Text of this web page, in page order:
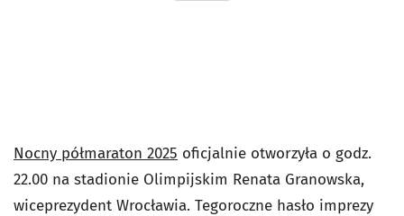
Nocny półmaraton 2025 oficjalnie otworzyła o godz.
22.00 na stadionie Olimpijskim Renata Granowska,
wiceprezydent Wrocławia. Tegoroczne hasło imprezy